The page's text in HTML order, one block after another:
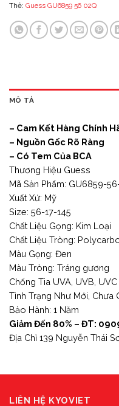
Thẻ: Guess GU6859 56 02Q
MÔ TẢ
– Cam Kết Hàng Chính
– Nguồn Gốc Rõ Ràng
– Có Tem Của BCA
Thương Hiệu Guess
Mã Sản Phẩm: GU6859-
Xuất Xứ: Mỹ
Size: 56-17-145
Chất Liệu Gọng: Kim Loại
Chất Liệu Tròng:
Màu Gọng: Đen
Màu Tròng: Tráng gương
Chống Tia UVA, UVB, UVC
Tình Trạng Như Mới, Chưa
Bảo Hành: 1 Năm
Giảm Đến 80% – ĐT:
Địa Chỉ 139 Nguyễn Thái
LIÊN HỆ KYOVIET